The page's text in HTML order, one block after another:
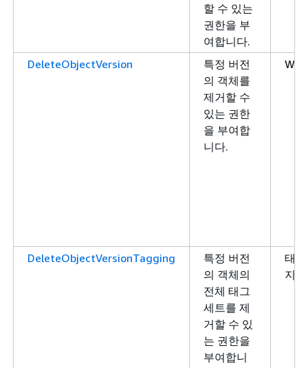
할 수 있는
권한을 부
여합니다.
DeleteObjectVersion
특정 버전
의 객체를
제거할 수
있는 권한
을 부여합
니다.
DeleteObjectVersionTagging
특정 버전
의 객체의
전체 태그
세트를 제
거할 수 있
는 권한을
부여합니
태그
지정